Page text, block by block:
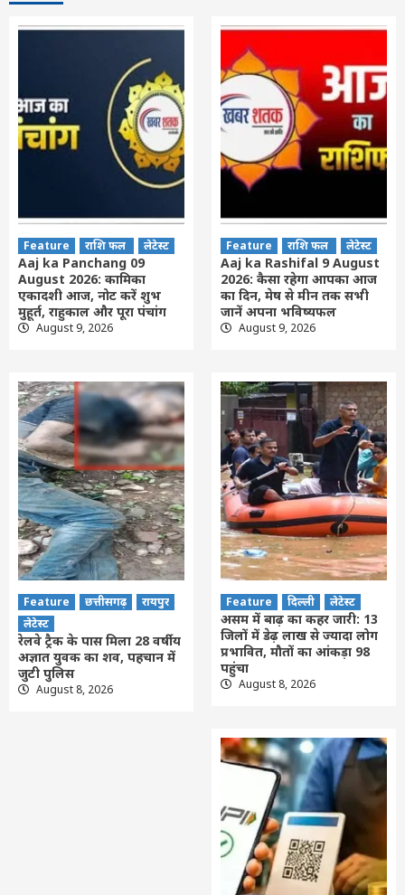
Feature राशि फल लेटेस्ट
Aaj ka Panchang 09
August 2026: कामिका
एकादशी आज, नोट करें शुभ
मुहूर्त, राहुकाल और पूरा पंचांग
August 9, 2026
Feature राशि फल लेटेस्ट
Aaj ka Rashifal 9 August
2026: कैसा रहेगा आपका आज
का द‍िन, मेष से मीन तक सभी
जानें अपना भविष्यफल
August 9, 2026
Feature छत्तीसगढ़
रायपुर
लेटेस्ट
रेलवे ट्रैक के पास मिला 28 वर्षीय
अज्ञात युवक का शव, पहचान में
जुटी पुलिस
August 8, 2026
Feature दिल्ली लेटेस्ट
असम में बाढ़ का कहर जारी: 13
जिलों में डेढ़ लाख से ज्यादा लोग
प्रभावित, मौतों का आंकड़ा 98
पहुंचा
August 8, 2026